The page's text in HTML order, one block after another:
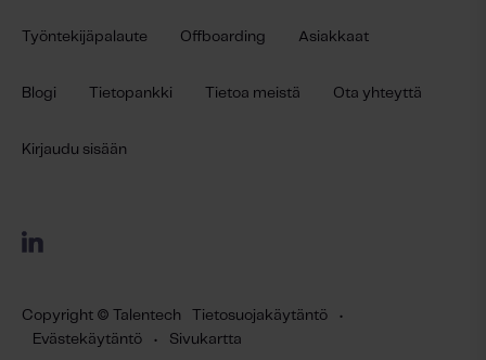
Työntekijäpalaute Offboarding Asiakkaat
Blogi Tietopankki Tietoa meistä Ota yhteyttä
Kirjaudu sisään
Copyright © Talentech Tietosuojakäytäntö
•
Evästekäytäntö
• Sivukartta